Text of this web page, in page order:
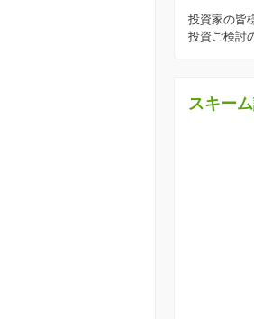
投資家の皆
投資ご検討
スキー